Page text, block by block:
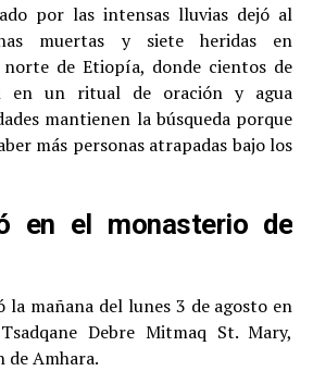
por las intensas lluvias dejó al
muertas y siete heridas en
de Etiopía, donde cientos de
en un ritual de oración y agua
mantienen la búsqueda porque
más personas atrapadas bajo los
en el monasterio de
la mañana del lunes 3 de agosto en
Debre Mitmaq St. Mary,
de Amhara.